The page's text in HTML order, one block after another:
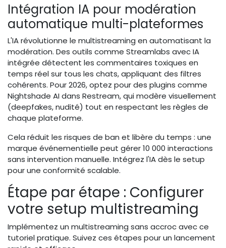
Intégration IA pour modération
automatique multi-plateformes
L'IA révolutionne le multistreaming en automatisant la
modération. Des outils comme Streamlabs avec IA
intégrée détectent les commentaires toxiques en
temps réel sur tous les chats, appliquant des filtres
cohérents. Pour 2026, optez pour des plugins comme
Nightshade AI dans Restream, qui modère visuellement
(deepfakes, nudité) tout en respectant les règles de
chaque plateforme.
Cela réduit les risques de ban et libère du temps : une
marque événementielle peut gérer 10 000 interactions
sans intervention manuelle. Intégrez l'IA dès le setup
pour une conformité scalable.
Étape par étape : Configurer
votre setup multistreaming
Implémentez un multistreaming sans accroc avec ce
tutoriel pratique. Suivez ces étapes pour un lancement